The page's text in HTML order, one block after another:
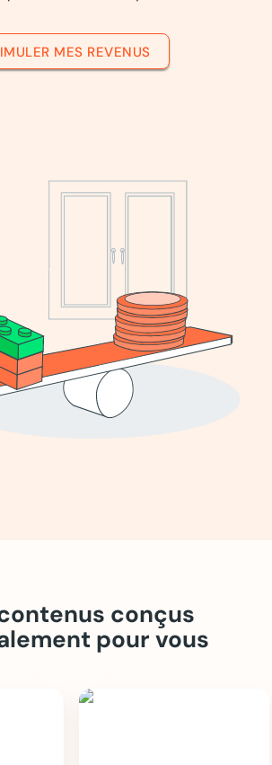
MES REVENUS
conçus
pour vous